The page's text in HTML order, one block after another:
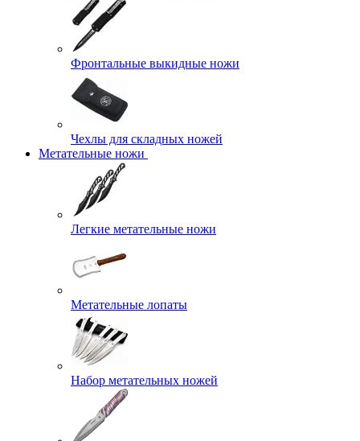
Фронтальные выкидные ножи
Чехлы для складных ножей
Метательные ножи
Легкие метательные ножи
Метательные лопаты
Набор метательных ножей